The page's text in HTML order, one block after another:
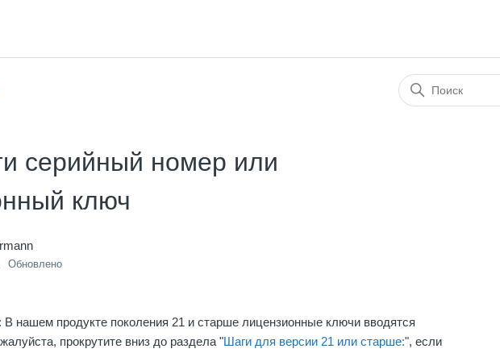
серийный номер или
ключ
Обновлено
нашем продукте поколения 21 и старше лицензионные ключи вводятся
прокрутите вниз до раздела "Шаги для версии 21 или старше:", если